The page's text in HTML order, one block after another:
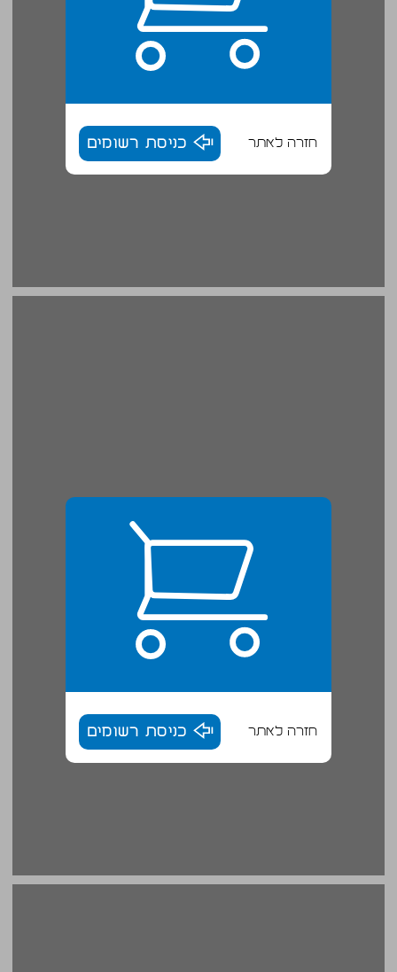
חזרה לאתר כניסת רשומים
חזרה לאתר כניסת רשומים